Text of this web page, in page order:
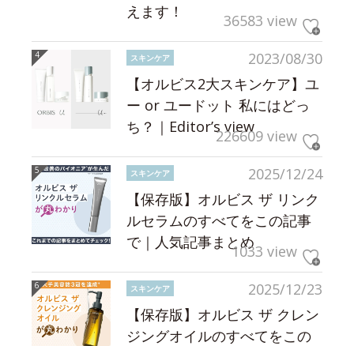
えます！
36583 view
2023/08/30
スキンケア
【オルビス2大スキンケア】ユ
ー or ユードット 私にはどっ
ち？｜Editor’s view226609 view
2025/12/24
スキンケア
【保存版】オルビス ザ リンク
ルセラムのすべてをこの記事
で｜人気記事まとめ1033 view
2025/12/23
スキンケア
【保存版】オルビス ザ クレン
ジングオイルのすべてをこの